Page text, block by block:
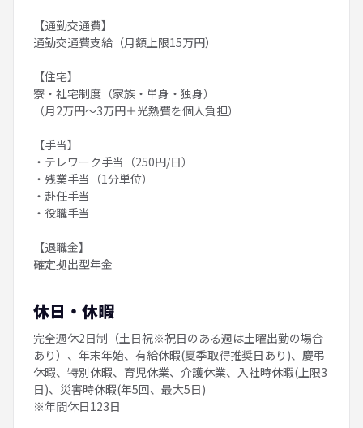
【通勤交通費】
通勤交通費支給（月額上限15万円）
【住宅】
寮・社宅制度（家族・単身・独身）
（月2万円～3万円＋光熱費を個人負担）
【手当】
・テレワーク手当（250円/日）
・残業手当（1分単位）
・赴任手当
・役職手当
【退職金】
確定拠出型年金
休日・休暇
完全週休2日制（土日祝※祝日のある週は土曜出勤の場合
あり）、年末年始、有給休暇(夏季取得推奨日あり)、慶弔
休暇、特別休暇、育児休業、介護休業、入社時休暇(上限3
日)、災害時休暇(年5回、最大5日)
※年間休日123日